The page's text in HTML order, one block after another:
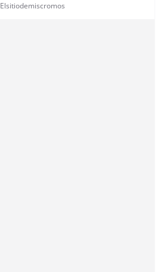
Elsitiodemiscromos